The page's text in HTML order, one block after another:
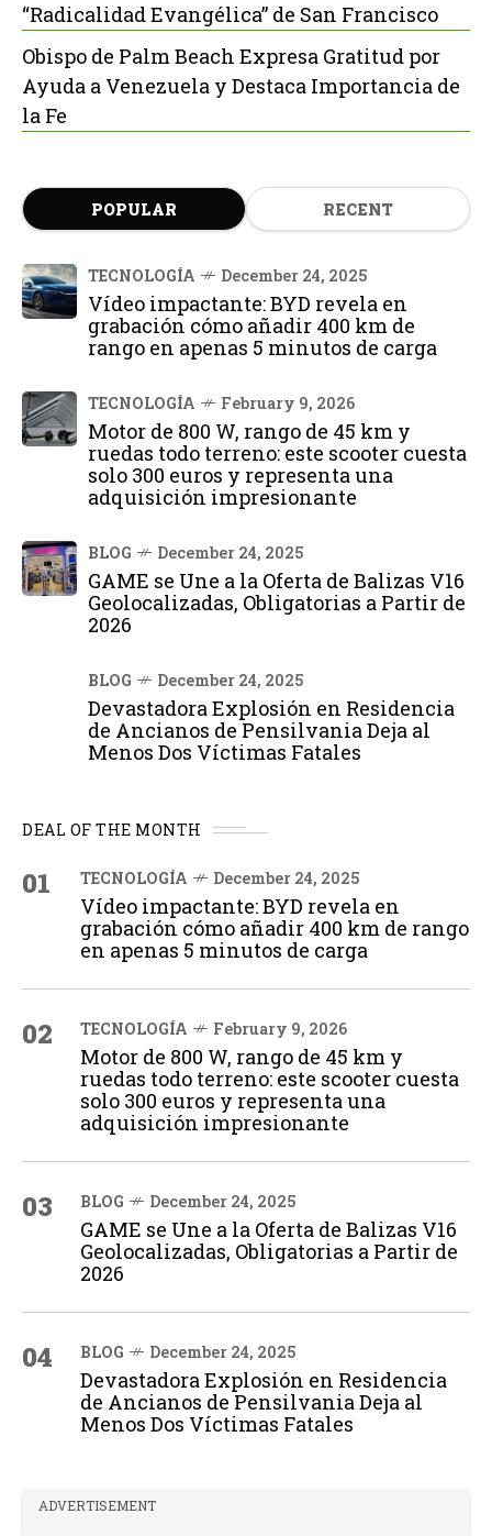
“Radicalidad Evangélica” de San Francisco
Obispo de Palm Beach Expresa Gratitud por
Ayuda a Venezuela y Destaca Importancia de
la Fe
POPULAR RECENT
TECNOLOGÍA December 24, 2025
Vídeo impactante: BYD revela en
grabación cómo añadir 400 km de
rango en apenas 5 minutos de carga
TECNOLOGÍA February 9, 2026
Motor de 800 W, rango de 45 km y
ruedas todo terreno: este scooter cuesta
solo 300 euros y representa una
adquisición impresionante
BLOG December 24, 2025
GAME se Une a la Oferta de Balizas V16
Geolocalizadas, Obligatorias a Partir de
2026
BLOG December 24, 2025
Devastadora Explosión en Residencia
de Ancianos de Pensilvania Deja al
Menos Dos Víctimas Fatales
DEAL OF THE MONTH
01 TECNOLOGÍA December 24, 2025
Vídeo impactante: BYD revela en
grabación cómo añadir 400 km de rango
en apenas 5 minutos de carga
02 TECNOLOGÍA February 9, 2026
Motor de 800 W, rango de 45 km y
ruedas todo terreno: este scooter cuesta
solo 300 euros y representa una
adquisición impresionante
03 BLOG December 24, 2025
GAME se Une a la Oferta de Balizas V16
Geolocalizadas, Obligatorias a Partir de
2026
04 BLOG December 24, 2025
Devastadora Explosión en Residencia
de Ancianos de Pensilvania Deja al
Menos Dos Víctimas Fatales
ADVERTISEMENT